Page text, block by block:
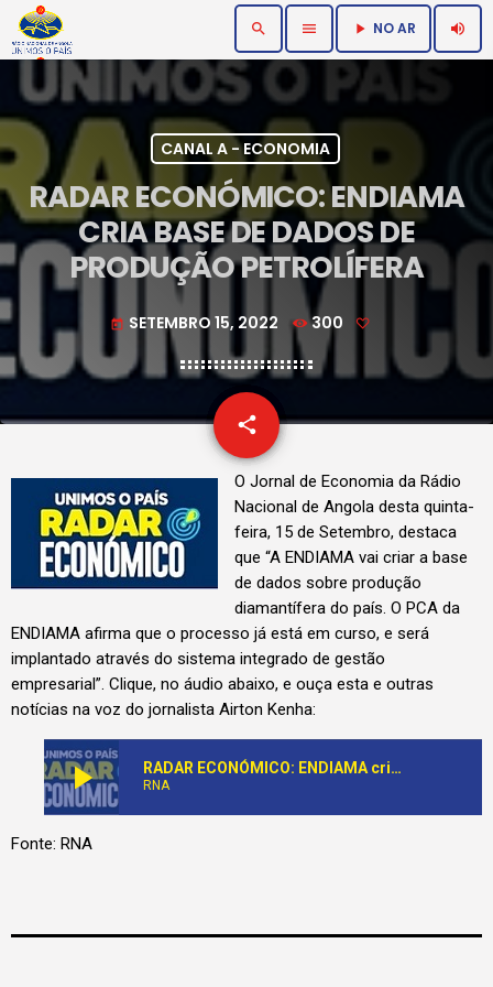
search menu play_arrow NO AR volume_up
CANAL A - ECONOMIA
RADAR ECONÓMICO: ENDIAMA
CRIA BASE DE DADOS DE
PRODUÇÃO PETROLÍFERA
today SETEMBRO 15, 2022 300
share
email
O Jornal de Economia da Rádio
Nacional de Angola desta quinta-
feira, 15 de Setembro, destaca
que “A ENDIAMA vai criar a base
de dados sobre produção
diamantífera do país. O PCA da
ENDIAMA afirma que o processo já está em curso, e será
implantado através do sistema integrado de gestão
empresarial”. Clique, no áudio abaixo, e ouça esta e outras
notícias na voz do jornalista Airton Kenha:
play_arrow RADAR ECONÓMICO: ENDIAMA cria base de dados de produção petrolífera
RNA
Fonte: RNA